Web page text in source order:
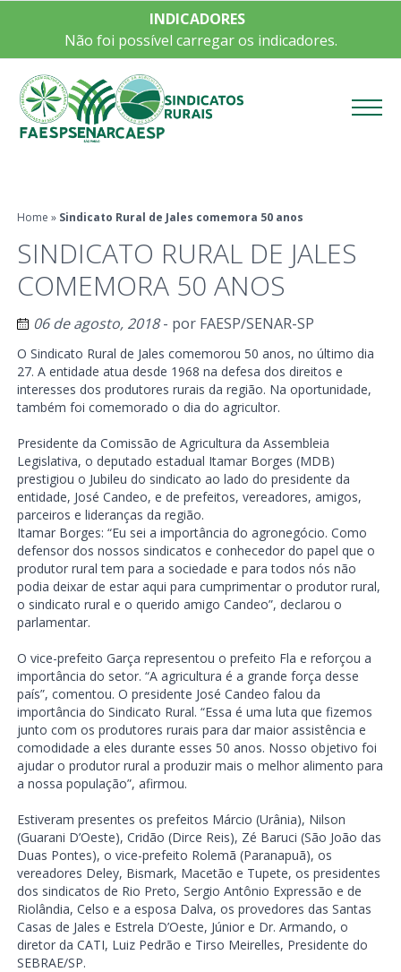
INDICADORES
Não foi possível carregar os indicadores.
Home » Sindicato Rural de Jales comemora 50 anos
SINDICATO RURAL DE JALES
COMEMORA 50 ANOS
06 de agosto, 2018- por FAESP/SENAR-SP
O Sindicato Rural de Jales comemorou 50 anos, no último dia
27. A entidade atua desde 1968 na defesa dos direitos e
interesses dos produtores rurais da região. Na oportunidade,
também foi comemorado o dia do agricultor.
Presidente da Comissão de Agricultura da Assembleia
Legislativa, o deputado estadual Itamar Borges (MDB)
prestigiou o Jubileu do sindicato ao lado do presidente da
entidade, José Candeo, e de prefeitos, vereadores, amigos,
parceiros e lideranças da região.
Itamar Borges: “Eu sei a importância do agronegócio. Como
defensor dos nossos sindicatos e conhecedor do papel que o
produtor rural tem para a sociedade e para todos nós não
podia deixar de estar aqui para cumprimentar o produtor rural,
o sindicato rural e o querido amigo Candeo”, declarou o
parlamentar.
O vice-prefeito Garça representou o prefeito Fla e reforçou a
importância do setor. “A agricultura é a grande força desse
país”, comentou. O presidente José Candeo falou da
importância do Sindicato Rural. “Essa é uma luta que fizemos
junto com os produtores rurais para dar maior assistência e
comodidade a eles durante esses 50 anos. Nosso objetivo foi
ajudar o produtor rural a produzir mais o melhor alimento para
a nossa população”, afirmou.
Estiveram presentes os prefeitos Márcio (Urânia), Nilson
(Guarani D’Oeste), Cridão (Dirce Reis), Zé Baruci (São João das
Duas Pontes), o vice-prefeito Rolemã (Paranapuã), os
vereadores Deley, Bismark, Macetão e Tupete, os presidentes
dos sindicatos de Rio Preto, Sergio Antônio Expressão e de
Riolândia, Celso e a esposa Dalva, os provedores das Santas
Casas de Jales e Estrela D’Oeste, Júnior e Dr. Armando, o
diretor da CATI, Luiz Pedrão e Tirso Meirelles, Presidente do
SEBRAE/SP.